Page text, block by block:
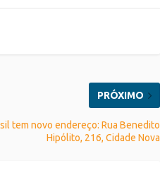
PRÓXIMO
tem novo endereço: Rua Benedito
Hipólito, 216, Cidade Nova